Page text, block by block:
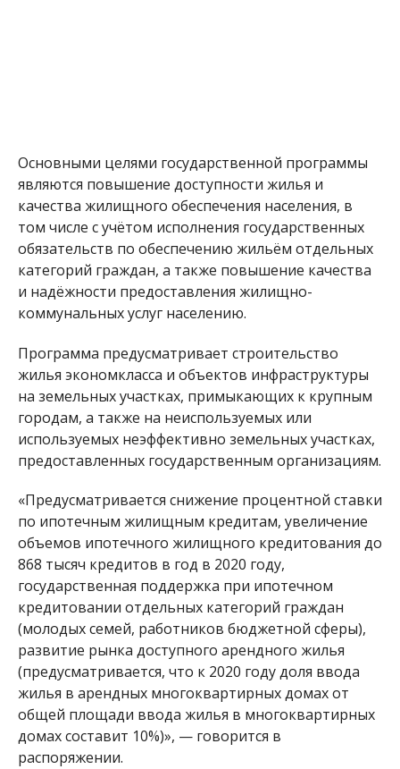
Основными целями государственной программы
являются повышение доступности жилья и
качества жилищного обеспечения населения, в
том числе с учётом исполнения государственных
обязательств по обеспечению жильём отдельных
категорий граждан, а также повышение качества
и надёжности предоставления жилищно-
коммунальных услуг населению.
Программа предусматривает строительство
жилья экономкласса и объектов инфраструктуры
на земельных участках, примыкающих к крупным
городам, а также на неиспользуемых или
используемых неэффективно земельных участках,
предоставленных государственным организациям.
«Предусматривается снижение процентной ставки
по ипотечным жилищным кредитам, увеличение
объемов ипотечного жилищного кредитования до
868 тысяч кредитов в год в 2020 году,
государственная поддержка при ипотечном
кредитовании отдельных категорий граждан
(молодых семей, работников бюджетной сферы),
развитие рынка доступного арендного жилья
(предусматривается, что к 2020 году доля ввода
жилья в арендных многоквартирных домах от
общей площади ввода жилья в многоквартирных
домах составит 10%)», — говорится в
распоряжении.